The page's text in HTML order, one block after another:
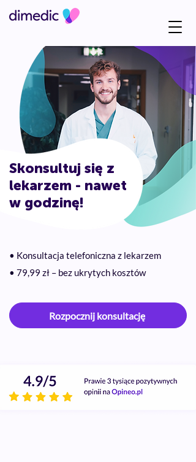
Skonsultuj się z
lekarzem - nawet
w godzinę!
• Konsultacja telefoniczna z lekarzem
• 79,99 zł – bez ukrytych kosztów
Rozpocznij konsultację